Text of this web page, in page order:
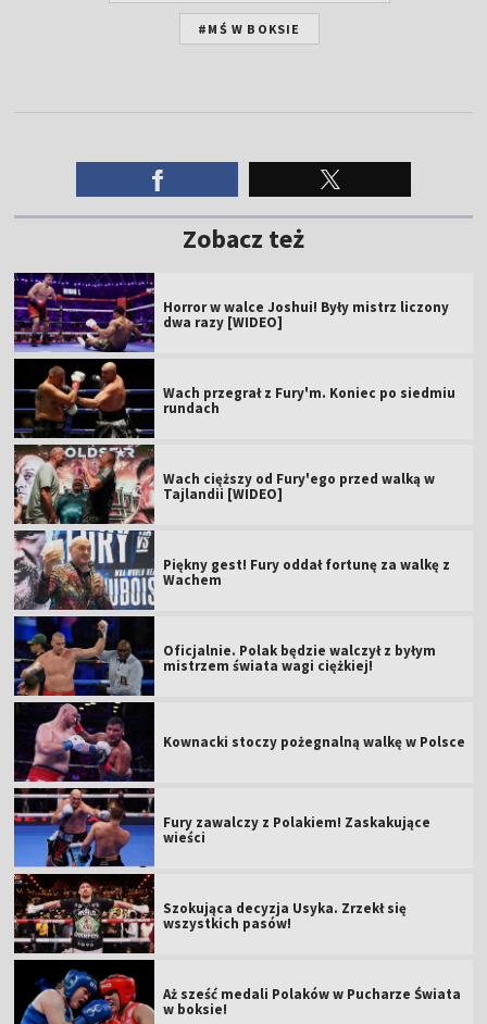
#MŚ W BOKSIE
Zobacz też
Horror w walce Joshui! Były mistrz liczony
dwa razy [WIDEO]
Wach przegrał z Fury'm. Koniec po siedmiu
rundach
Wach cięższy od Fury'ego przed walką w
Tajlandii [WIDEO]
Piękny gest! Fury oddał fortunę za walkę z
Wachem
Oficjalnie. Polak będzie walczył z byłym
mistrzem świata wagi ciężkiej!
Kownacki stoczy pożegnalną walkę w Polsce
Fury zawalczy z Polakiem! Zaskakujące
wieści
Szokująca decyzja Usyka. Zrzekł się
wszystkich pasów!
Aż sześć medali Polaków w Pucharze Świata
w boksie!